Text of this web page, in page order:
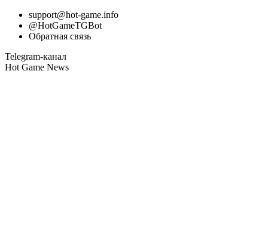
support@hot-game.info
@HotGameTGBot
Обратная связь
Telegram-канал
Hot Game News